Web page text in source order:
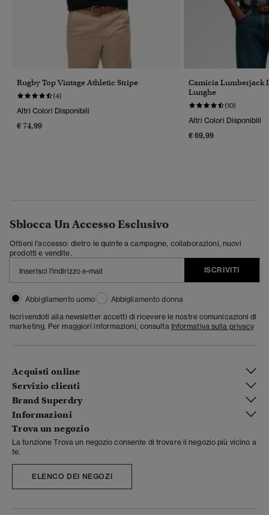
Rugby Top Vintage Athletic Stripe
(4)
Altri Colori Disponibili
€ 74,99
Camicia Lumberjack
Lunghe
(10)
Altri Colori Disponibili
€ 69,99
Sblocca Un Accesso Esclusivo
Ottieni l'accesso: dietro le quinte a campagne, collaborazioni, nuovi
prodotti e vendite.
ISCRIVITI
Abbigliamento uomo
Abbigliamento donna
Iscrivendoti alla newsletter accetti di ricevere le nostre comunicazioni di
marketing. Per maggiori informazioni, consulta Informativa sulla privacy
Acquisti online
Servizio clienti
Brand Superdry
Informazioni
Trova un negozio
La funzione Trova un negozio consente di trovare il negozio più vicino a
te.
ELENCO DEI NEGOZI